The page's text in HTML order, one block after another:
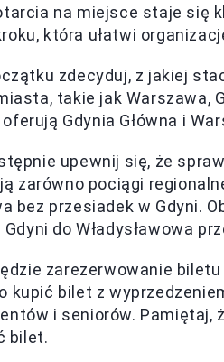
na miejsce staje się
która ułatwi
zdecyduj, z jakiej
takie jak Warszawa,
Gdynia Główna i
upewnij się, że
zarówno pociągi
bez przesiadek w Gdyni.
do Władysławowa
zarezerwowanie
kupić bilet z
i seniorów. Pamiętaj,
bilet.